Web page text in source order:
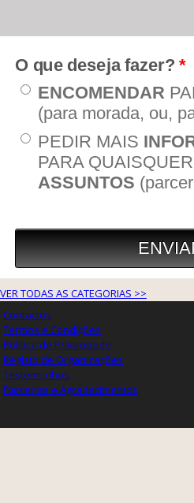
VER TODAS AS CATEGORIAS >>
Contactos
Termos e Condições
Política de Privacidade
Registo de Organizações
Testemunhos
Parcerias e Agradecimentos